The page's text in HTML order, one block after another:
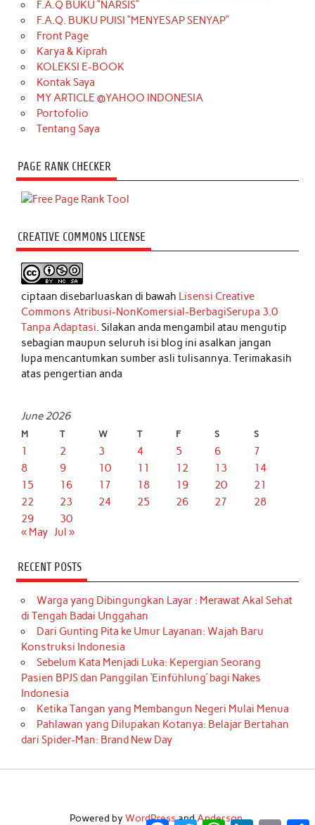
F.A.Q BUKU “NARSIS”
F.A.Q. BUKU PUISI “MENYESAP SENYAP”
Front Page
Karya & Kiprah
KOLEKSI E-BOOK
Kontak Saya
MY ARTICLE @YAHOO INDONESIA
Portofolio
Tentang Saya
PAGE RANK CHECKER
CREATIVE COMMONS LICENSE
ciptaan disebarluaskan di bawah Lisensi Creative
Commons Atribusi-NonKomersial-BerbagiSerupa 3.0
Tanpa Adaptasi . Silakan anda mengambil atau mengutip
sebagian maupun seluruh isi blog ini asalkan jangan
lupa mencantumkan sumber asli tulisannya. Terimakasih
atas pengertian anda
June 2026
M T W T F S S
1 2 3 4 5 6
7
8
9 10 11 12 13
14
15
16 17 18 19 20
21
22
23 24 25 26 27
28
29
30
« May Jul »
RECENT POSTS
Warga yang Dibingungkan Layar : Merawat Akal Sehat
di Tengah Badai Unggahan
Dari Gunting Pita ke Umur Layanan: Wajah Baru
Konstruksi Indonesia
Sebelum Kata Menjadi Luka: Kepergian Seorang
Pasien BPJS dan Panggilan ‘Einfühlung’ bagi Nakes
Indonesia
Ketika Tangan yang Membangun Negeri Mulai Menua
Pahlawan yang Dilupakan Kotanya: Belajar Bertahan
dari Spider-Man: Brand New Day
Powered by WordPressandAnderson.